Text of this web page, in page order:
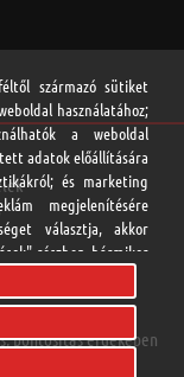
pontosítás érdekében
származó sütiket
használatához;
a weboldal
adatok előállítására
és marketing
megjelenítésére
választja, akkor
részben bármikor
a jövőre